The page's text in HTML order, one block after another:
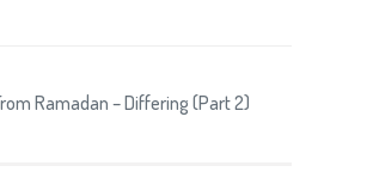
Ramadan – Differing (Part 2)